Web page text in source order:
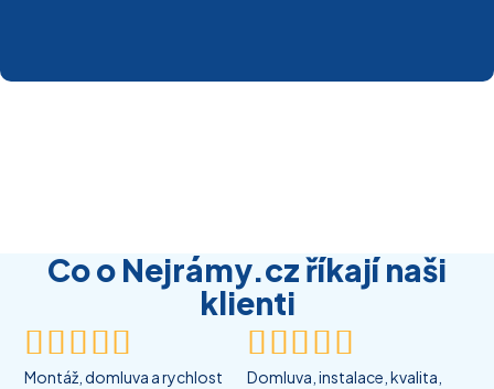
Co o Nejrámy.cz říkají naši
klienti

Montáž, domluva a rychlost

Domluva, instalace, kvalita,